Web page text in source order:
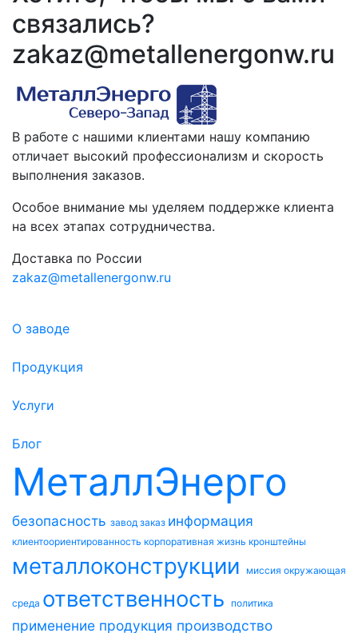
связались?
zakaz@metallenergonw.ru
В работе с нашими клиентами нашу компанию
отличает высокий профессионализм и скорость
выполнения заказов.
Особое внимание мы уделяем поддержке клиента
на всех этапах сотрудничества.
Доставка по России
zakaz@metallenergonw.ru
О заводе
Продукция
Услуги
Блог
МеталлЭнерго
безопасность завод заказ информация
клиентоориентированность корпоративная жизнь кронштейны
металлоконструкции миссия окружающая
среда ответственность политика
применение продукция производство